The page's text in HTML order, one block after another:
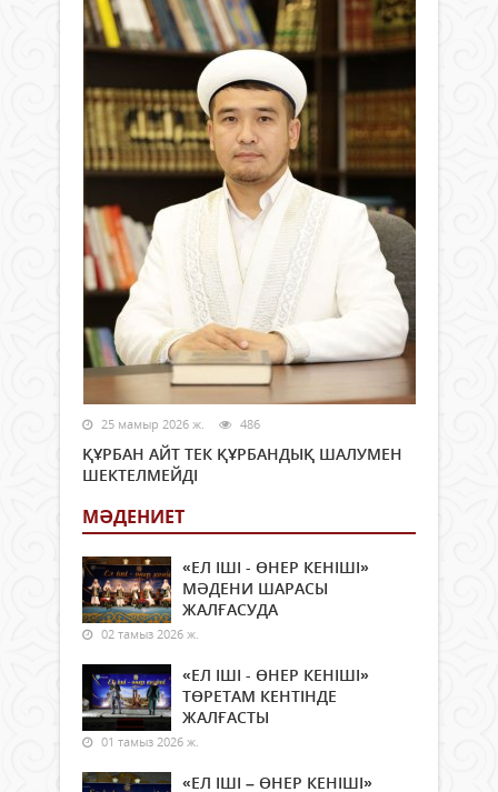
25 мамыр 2026 ж. 486
ҚҰРБАН АЙТ ТЕК ҚҰРБАНДЫҚ ШАЛУМЕН
ШЕКТЕЛМЕЙДІ
МӘДЕНИЕТ
«ЕЛ ІШІ - ӨНЕР КЕНІШІ»
МӘДЕНИ ШАРАСЫ
ЖАЛҒАСУДА
02 тамыз 2026 ж.
«ЕЛ ІШІ - ӨНЕР КЕНІШІ»
ТӨРЕТАМ КЕНТІНДЕ
ЖАЛҒАСТЫ
01 тамыз 2026 ж.
«ЕЛ ІШІ – ӨНЕР КЕНІШІ»